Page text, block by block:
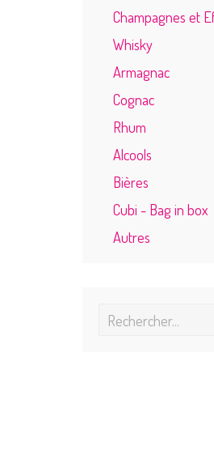
Champagnes et
Whisky
Armagnac
Cognac
Rhum
Alcools
Bières
Cubi - Bag in box
Autres